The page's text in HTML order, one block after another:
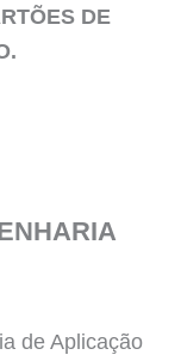
DE
de Aplicação